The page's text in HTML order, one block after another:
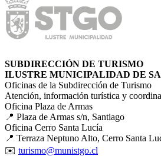
SUBDIRECCIÓN DE TURISMO
ILUSTRE MUNICIPALIDAD DE
Oficinas de la Subdirección de Turismo
Atención, información turística y
Oficina Plaza de Armas
📍 Plaza de Armas s/n, Santiago
Oficina Cerro Santa Lucía
📍 Terraza Neptuno Alto, Cerro Santa
✉️ turismo@munistgo.cl